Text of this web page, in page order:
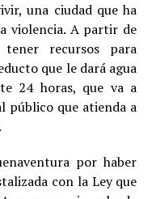
una ciudad que ha
violencia. A partir de
recursos para
que le dará agua
24 horas, que va a
público que atienda a
por haber
con la Ley que